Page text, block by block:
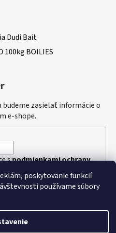
poskytovanie funkcií
používame súbory
Dudi Bait
100kg BOILIES
budeme zasielať informácie o
e-shope.
spodmienkami ochrany